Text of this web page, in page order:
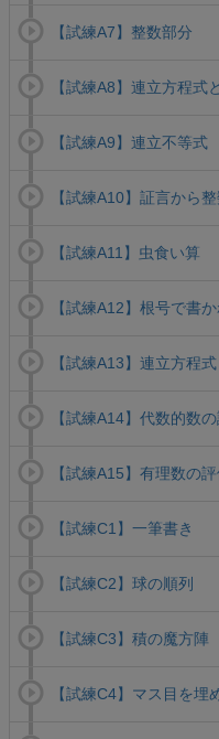
【試練A7】整数部分
【試練A8】連立方程式
【試練A9】連立不等式
【試練A10】証言から
【試練A11】虫食い算
【試練A12】根号で書
【試練A13】連立方程
【試練A14】代数的数
【試練A15】有理数の
【試練C1】一筆書き
【試練C2】球の順列
【試練C3】積の魔方陣
【試練C4】マス目を埋